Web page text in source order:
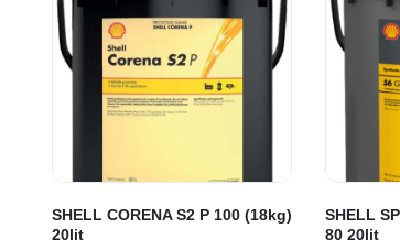
SHELL CORENA S2 P 100 (18kg)
20lit
SHELL
80 20lit